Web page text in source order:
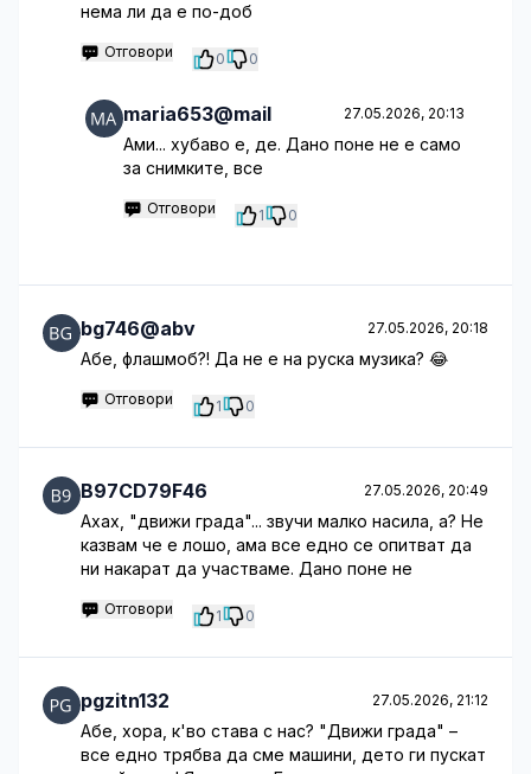
нема ли да е по-доб
Отговори 0 0
maria653@mail 27.05.2026, 20:13
Ами... хубаво е, де. Дано поне не е само
за снимките, все
Отговори 1 0
bg746@abv 27.05.2026, 20:18
Абе, флашмоб?! Да не е на руска музика? 😂
Отговори 1 0
B97CD79F46 27.05.2026, 20:49
Ахах, "движи града"... звучи малко насила, а? Не
казвам че е лошо, ама все едно се опитват да
ни накарат да участваме. Дано поне не
Отговори 1 0
pgzitn132 27.05.2026, 21:12
Абе, хора, к'во става с нас? "Движи града" –
все едно трябва да сме машини, дето ги пускат